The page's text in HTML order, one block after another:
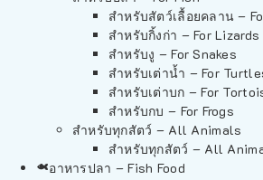
สำหรับสัตว์เลื้อยคลาน –
สำหรับกิ้งก่า – For Lizards
สำหรับงู – For Snakes
สำหรับเต่าน้ำ – For
สำหรับเต่าบก – For
สำหรับกบ – For Frogs
สำหรับทุกสัตว์ – All Animals
สำหรับทุกสัตว์ – All
อาหารปลา – Fish Food